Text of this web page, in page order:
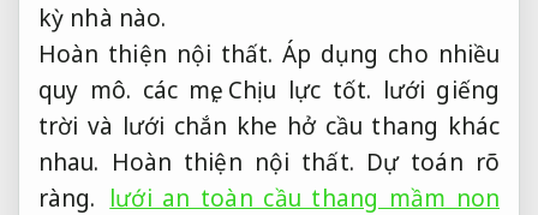
kỳ nhà nào.
Hoàn thiện nội thất. Áp dụng cho nhiều
quy mô. các mẹ, Chịu lực tốt. lưới giếng
trời và lưới chắn khe hở cầu thang khác
nhau. Hoàn thiện nội thất. Dự toán rõ
ràng. lưới an toàn cầu thang mầm non